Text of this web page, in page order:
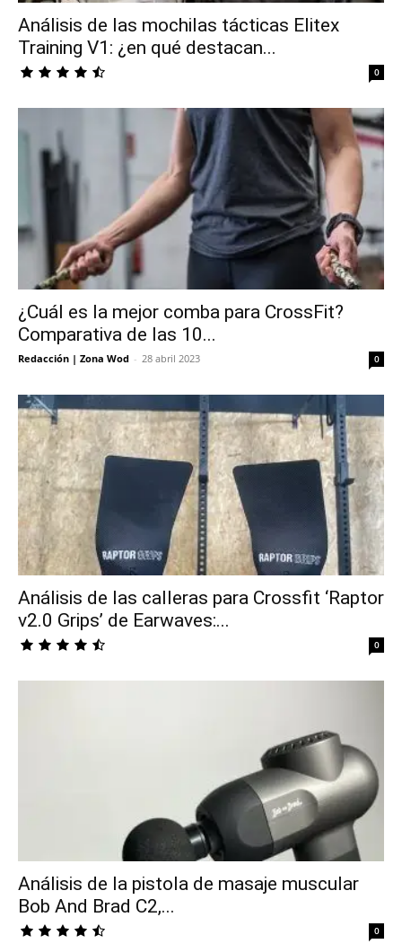
Análisis de las mochilas tácticas Elitex
Training V1: ¿en qué destacan...
0
¿Cuál es la mejor comba para CrossFit?
Comparativa de las 10...
Redacción | Zona Wod - 28 abril 2023 0
Análisis de las calleras para Crossfit ‘Raptor
v2.0 Grips’ de Earwaves:...
0
Análisis de la pistola de masaje muscular
Bob And Brad C2,...
0